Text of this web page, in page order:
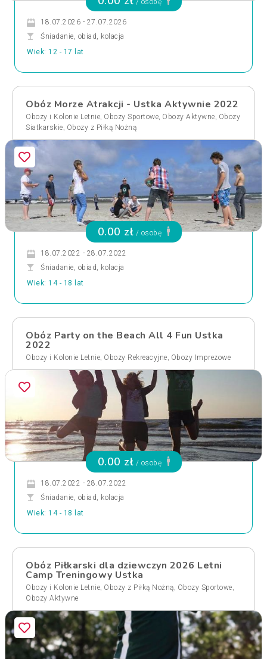
/ osobę
18.07.2026 - 27.07.2026
Śniadanie, obiad, kolacja
Wiek: 12 - 17 lat
Obóz Morze Atrakcji - Ustka Aktywnie 2022
Obozy i Kolonie Letnie, Obozy Sportowe, Obozy Aktywne, Obozy
Siatkarskie, Obozy z Piłką Nożną
0.00 zł / osobę
18.07.2022 - 28.07.2022
Śniadanie, obiad, kolacja
Wiek: 14 - 18 lat
Obóz Party on the Beach All 4 Fun Ustka
2022
Obozy i Kolonie Letnie, Obozy Rekreacyjne, Obozy Imprezowe
0.00 zł / osobę
18.07.2022 - 28.07.2022
Śniadanie, obiad, kolacja
Wiek: 14 - 18 lat
Obóz Piłkarski dla dziewczyn 2026 Letni
Camp Treningowy Ustka
Obozy i Kolonie Letnie, Obozy z Piłką Nożną, Obozy Sportowe,
Obozy Aktywne